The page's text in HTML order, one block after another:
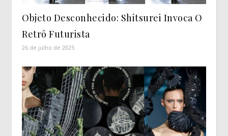
Objeto Desconhecido: Shitsurei Invoca O
Retrô Futurista
26 de julho de 2025